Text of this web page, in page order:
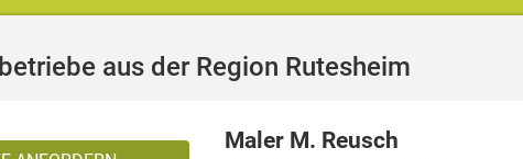
aus der Region Rutesheim
Maler M. Reusch